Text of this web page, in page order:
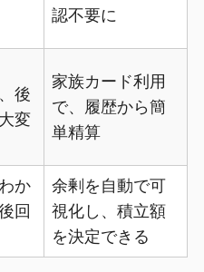
認不要に
後
変
家族カード利用
で、履歴から簡
単精算
か
回
余剰を自動で可
視化し、積立額
を決定できる